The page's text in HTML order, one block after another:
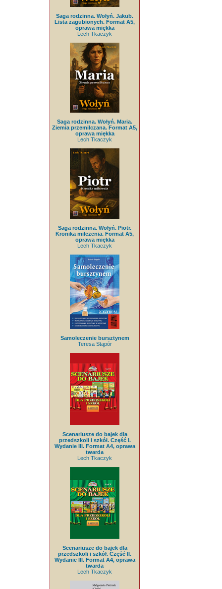
Saga rodzinna. Wołyń. Jakub.
Lista zagubionych. Format A5,
oprawa miękka
Lech Tkaczyk
Saga rodzinna. Wołyń. Maria.
Ziemia przemilczana. Format A5,
oprawa miękka
Lech Tkaczyk
Saga rodzinna. Wołyń. Piotr.
Kronika milczenia. Format A5,
oprawa miękka
Lech Tkaczyk
Samoleczenie bursztynem
Teresa Stąpór
Scenariusze do bajek dla
przedszkoli i szkół. Część I.
Wydanie III. Format A4, oprawa
twarda
Lech Tkaczyk
Scenariusze do bajek dla
przedszkoli i szkół. Część II.
Wydanie III. Format A4, oprawa
twarda
Lech Tkaczyk